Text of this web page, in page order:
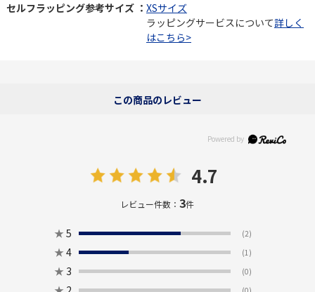
セルフラッピング参考サイズ ： XSサイズ
ラッピングサービスについて詳しく
はこちら>
この商品のレビュー
4.7
レビュー件数：3件
★ 5 (2)
★ 4 (1)
★ 3 (0)